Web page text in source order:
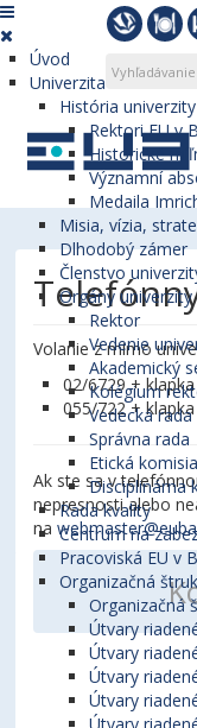
Úvod
Univerzita
História univerzity
Rektori EU v
Historické
Významní
Medaila
Misia, vízia,
Dlhodobý zámer
Členstvo
Orgány univerzity
Rektor
Vedenie
Akademický
Kolégium
Vedecká rada
Správna rada
Etická komisia
Disciplinárna
Rada kvality
Centrum na
Pracoviská EU v
Organizačná
Organizačná
Útvary
Útvary
Útvary
Útvary
Volanie z mimo
02/6729 +
055/722 +
Ak ste sa v
nepresnosti alebo
na